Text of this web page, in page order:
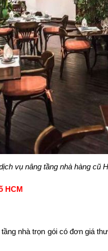
vụ nâng tầng nhà hàng cũ
HCM
nhà trọn gói có đơn giá